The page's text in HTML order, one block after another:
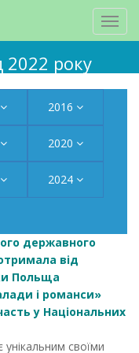
2022 року
2016
2020
2024
державного
від
Польща
і романси»
у Національних
своїми